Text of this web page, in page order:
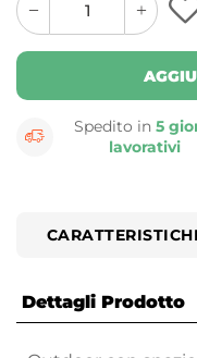
quantity
button
quantity
minus
button
Spedito in5
lavorativi
Dettagli Prodotto